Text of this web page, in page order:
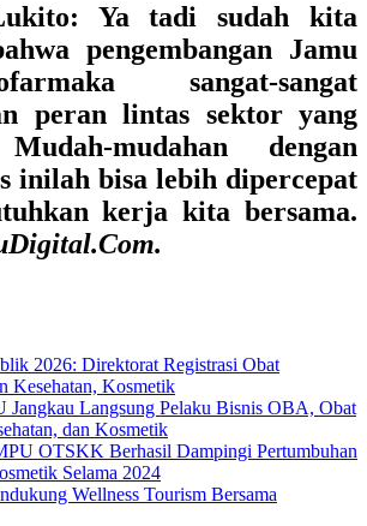
Ya tadi sudah kita
pengembangan Jamu
sangat-sangat
peran lintas sektor yang
mudahan dengan
inilah bisa lebih dipercepat
kerja kita bersama.
2026: Direktorat Registrasi Obat
Kesehatan, Kosmetik
Langsung Pelaku Bisnis OBA, Obat
dan Kosmetik
OTSKK Berhasil Dampingi Pertumbuhan
Selama 2024
Wellness Tourism Bersama